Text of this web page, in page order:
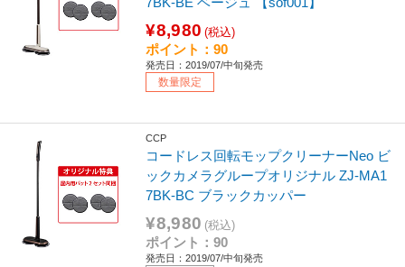
¥8,980 (税込)
ポイント：90
発売日：2019/07/中旬発売
数量限定
CCP
コードレス回転モップクリーナーNeo ビ
ックカメラグループオリジナル ZJ-MA1
7BK-BC ブラックカッパー
¥8,980 (税込)
ポイント：90
発売日：2019/07/中旬発売